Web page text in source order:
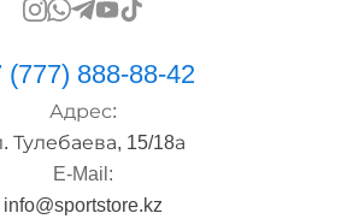
(777) 888-88-42
Адрес:
Тулебаева, 15/18а
E-Mail:
info@sportstore.kz